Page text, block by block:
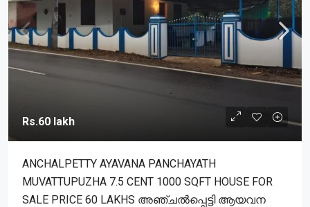
Rs.60 lakh
ANCHALPETTY AYAVANA PANCHAYATH
MUVATTUPUZHA 7.5 CENT 1000 SQFT HOUSE FOR
SALE PRICE 60 LAKHS അഞ്ചൽപ്പെട്ടി ആയവന